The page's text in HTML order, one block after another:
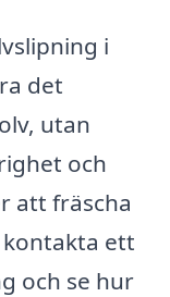
i
det
utan
och
att fräscha
ett
och se hur